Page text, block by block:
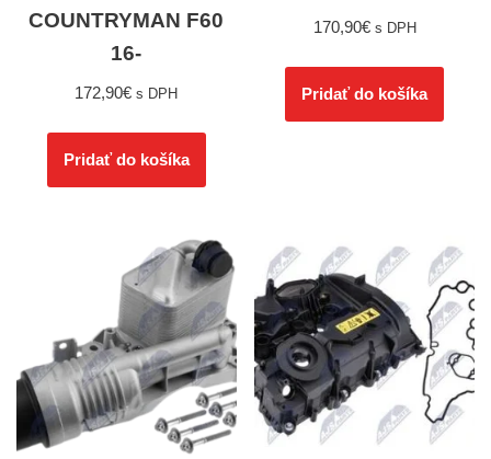
COUNTRYMAN F60
16-
172,90€ s DPH
Pridať do košíka
170,90€ s DPH
Pridať do košíka